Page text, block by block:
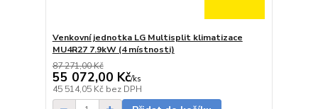
Venkovní jednotka LG Multisplit klimatizace
MU4R27 7.9kW (4 místnosti)
87 271,00 Kč
55 072,00 Kč/ks
45 514,05 Kč bez DPH